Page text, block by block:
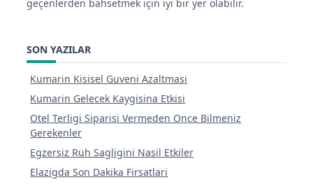
geçenlerden bahsetmek için iyi bir yer olabilir.
SON YAZILAR
Kumarin Kisisel Guveni Azaltmasi
Kumarin Gelecek Kaygisina Etkisi
Otel Terligi Siparisi Vermeden Once Bilmeniz
Gerekenler
Egzersiz Ruh Sagligini Nasil Etkiler
Elazigda Son Dakika Firsatlari